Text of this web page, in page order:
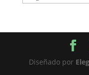
Diseñado por